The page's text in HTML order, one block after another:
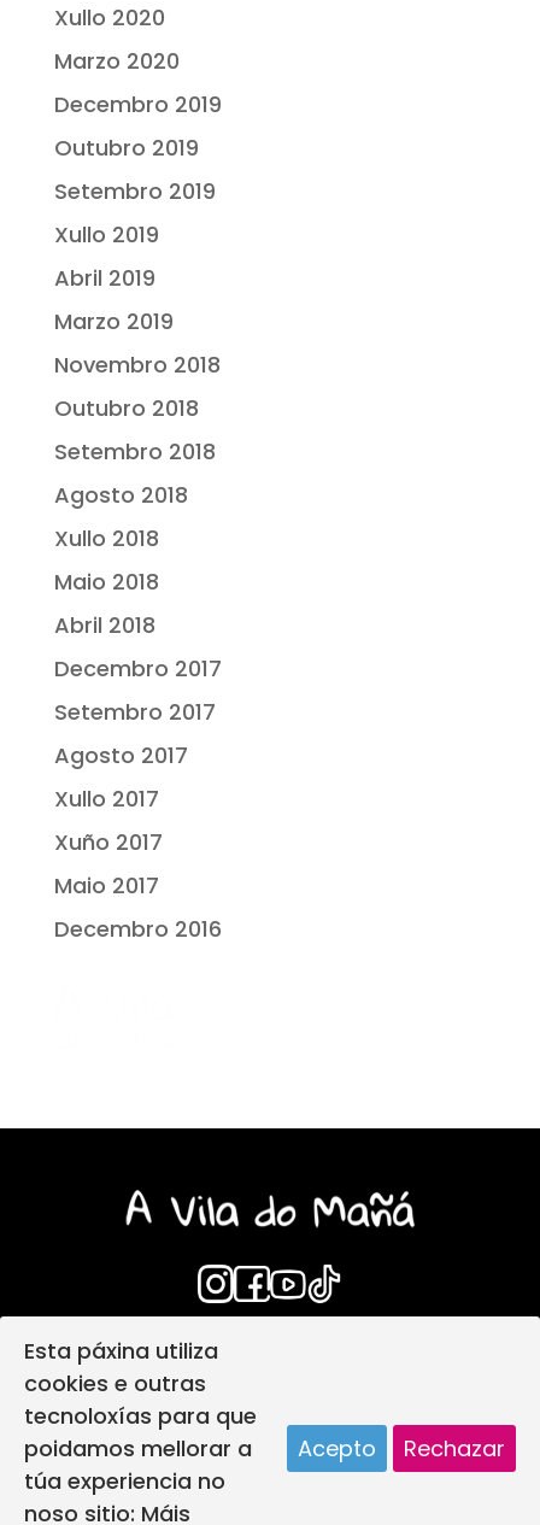
Xullo 2020
Marzo 2020
Decembro 2019
Outubro 2019
Setembro 2019
Xullo 2019
Abril 2019
Marzo 2019
Novembro 2018
Outubro 2018
Setembro 2018
Agosto 2018
Xullo 2018
Maio 2018
Abril 2018
Decembro 2017
Setembro 2017
Agosto 2017
Xullo 2017
Xuño 2017
Maio 2017
Decembro 2016
Login
Política de privacidade
Política de protección infantil
Política de Cookies
Deseño web
A vila do mañá creada por
Esta páxina utiliza
cookies e outras
tecnoloxías para que
poidamos mellorar a
túa experiencia no
noso sitio: Máis
Acepto Rechazar